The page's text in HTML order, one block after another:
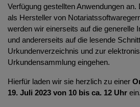
Verfügung gestellten Anwendungen
als Hersteller von Notariatssoftware
werden wir einerseits auf die generelle
und andererseits auf die lesende
Urkundenverzeichnis und zur
Urkundensammlung eingehen.
Hierfür laden wir sie herzlich zu einer
19. Juli 2023 von 10 bis ca. 12 Uhr ein.